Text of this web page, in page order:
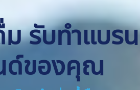
รับทำแบร
ด์ของคุณ